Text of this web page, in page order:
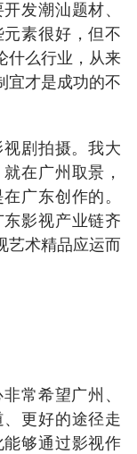
发潮汕题材、
素很好，但不
什么行业，从来
宜才是成功的不
剧拍摄。我大
在广州取景，
广东创作的。
影视产业链齐
艺术精品应运而
常希望广州、
更好的途径走
够通过影视作